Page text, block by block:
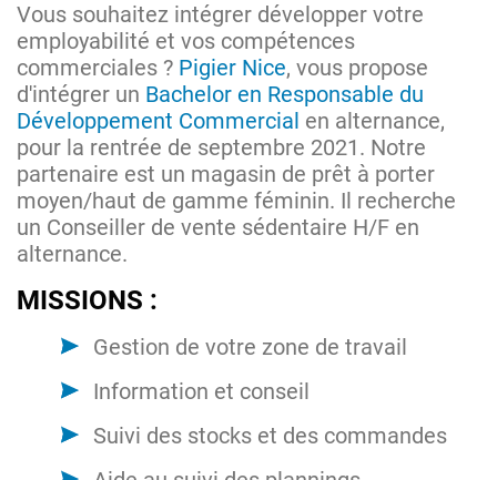
Vous souhaitez intégrer développer votre
employabilité et vos compétences
commerciales ? Pigier Nice, vous propose
d'intégrer un Bachelor en Responsable du
Développement Commercial en alternance,
pour la rentrée de septembre 2021. Notre
partenaire est un magasin de prêt à porter
moyen/haut de gamme féminin. Il recherche
un Conseiller de vente sédentaire H/F en
alternance.
MISSIONS :
Gestion de votre zone de travail
Information et conseil
Suivi des stocks et des commandes